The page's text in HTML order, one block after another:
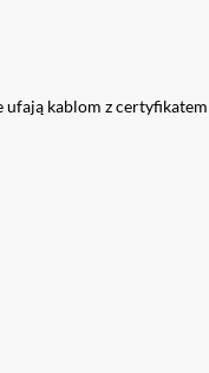
ufają kablom z certyfikatem